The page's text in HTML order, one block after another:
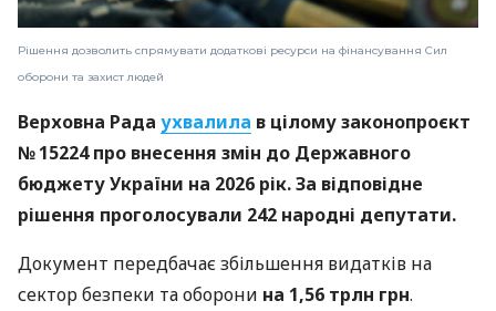
Рішення дозволить спрямувати додаткові ресурси на фінансування Сил
оборони та захист людей
Верховна Рада ухвалила в цілому законопроєкт
№ 15224 про внесення змін до Державного
бюджету України на 2026 рік. За відповідне
рішення проголосували 242 народні депутати.
Документ передбачає збільшення видатків на
сектор безпеки та оборони на 1,56 трлн грн.